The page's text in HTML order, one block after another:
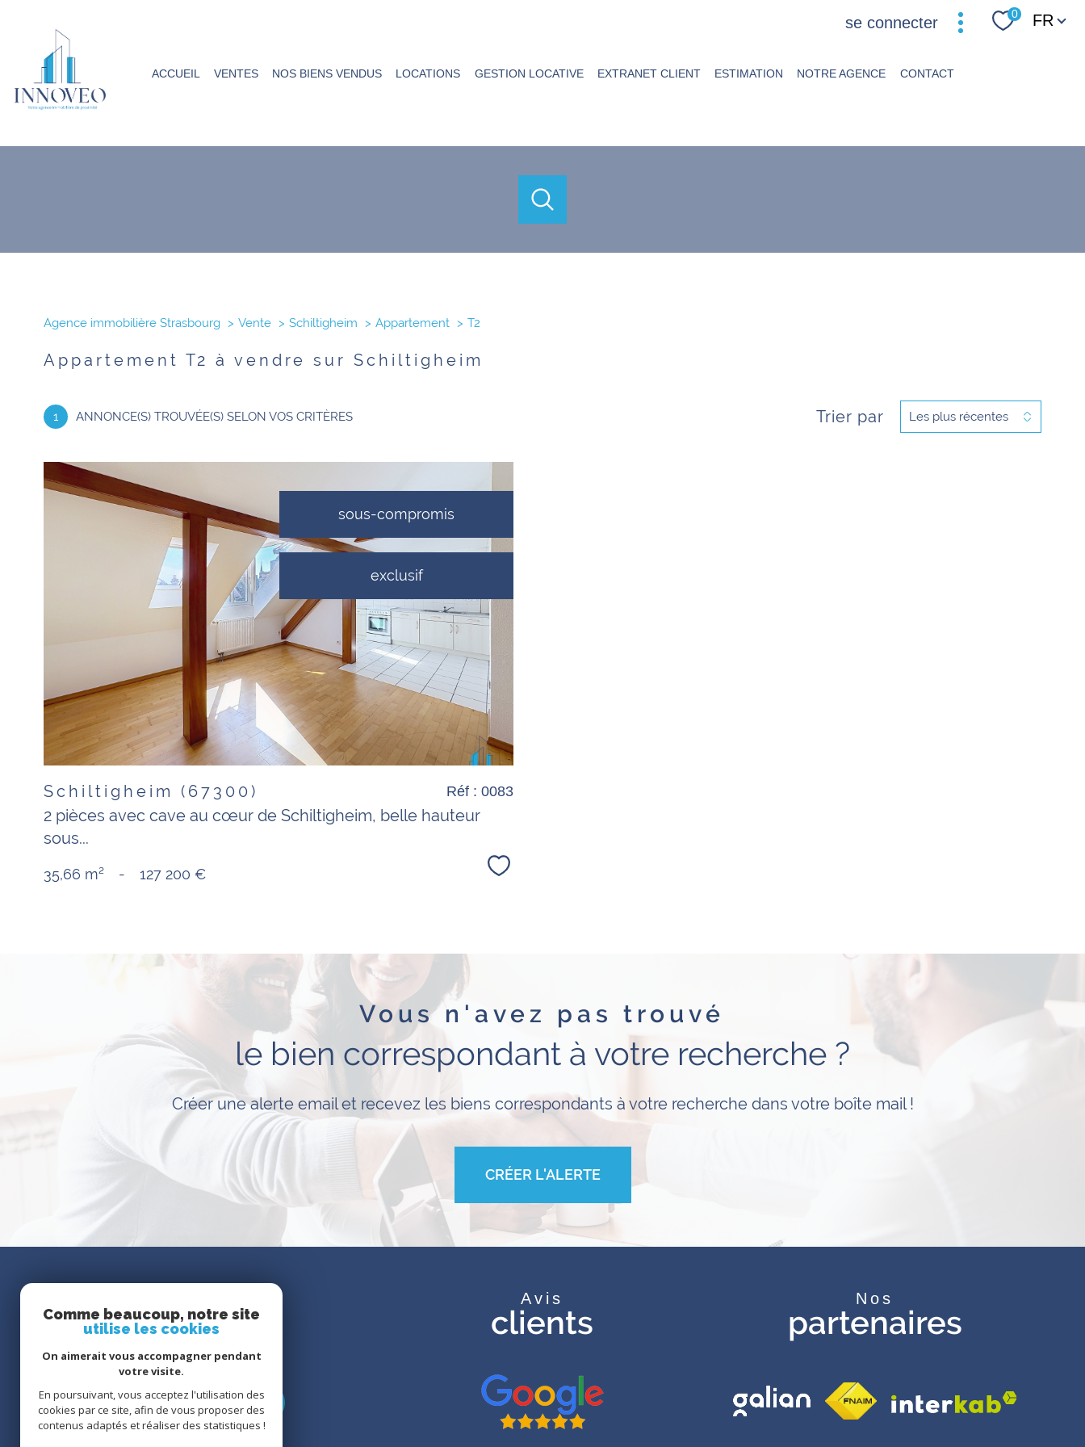
se connecter 0 Langue
FR
ACCUEIL VENTES NOS BIENS VENDUS LOCATIONS GESTION LOCATIVE EXTRANET CLIENT ESTIMATION NOTRE AGENCE CONTACT
Agence immobilière Strasbourg Vente Schiltigheim Appartement T2
Appartement T2 à vendre sur Schiltigheim
1 ANNONCE(S) TROUVÉE(S) SELON VOS CRITÈRES Trier par Les plus récentes
sous-compromis
exclusif
VOIR LE
BIEN
Schiltigheim (67300)
2 pièces avec cave au cœur de Schiltigheim, belle hauteur
sous...
Réf : 0083
35,66 m² - 127 200 € Sélectionner
Vous n'avez pas trouvé
le bien correspondant à votre recherche ?
Créer une alerte email et recevez les biens correspondants à votre recherche dans votre boîte mail !
CRÉER L'ALERTE
suivre
Avis
clients
Nos
partenaires
Comme beaucoup, notre site
utilise les cookies
On aimerait vous accompagner pendant
votre visite.
En poursuivant, vous acceptez l'utilisation des
cookies par ce site, afin de vous proposer des
contenus adaptés et réaliser des statistiques !